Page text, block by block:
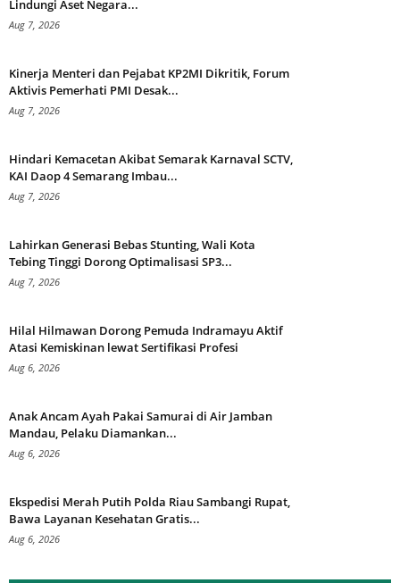
Lindungi Aset Negara...
Aug 7, 2026
Kinerja Menteri dan Pejabat KP2MI Dikritik, Forum
Aktivis Pemerhati PMI Desak...
Aug 7, 2026
Hindari Kemacetan Akibat Semarak Karnaval SCTV,
KAI Daop 4 Semarang Imbau...
Aug 7, 2026
Lahirkan Generasi Bebas Stunting, Wali Kota
Tebing Tinggi Dorong Optimalisasi SP3...
Aug 7, 2026
Hilal Hilmawan Dorong Pemuda Indramayu Aktif
Atasi Kemiskinan lewat Sertifikasi Profesi
Aug 6, 2026
Anak Ancam Ayah Pakai Samurai di Air Jamban
Mandau, Pelaku Diamankan...
Aug 6, 2026
Ekspedisi Merah Putih Polda Riau Sambangi Rupat,
Bawa Layanan Kesehatan Gratis...
Aug 6, 2026